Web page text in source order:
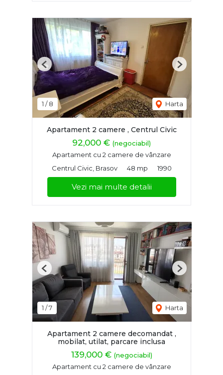
1 /8 Harta
Previous Next
Apartament 2 camere , Centrul Civic
92,000 € (negociabil)
Apartament cu 2 camere de vânzare
Centrul Civic, Brasov
48 mp 1990
Vezi mai multe detalii
1 /7 Harta
Previous Next
Apartament 2 camere decomandat ,
mobilat, utilat, parcare inclusa
139,000 € (negociabil)
Apartament cu 2 camere de vânzare